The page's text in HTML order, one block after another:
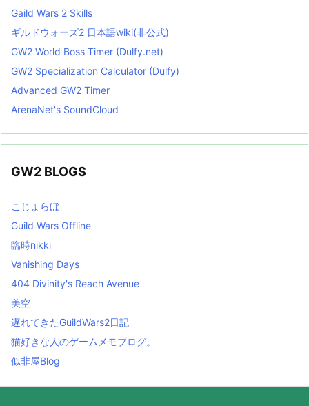
Gaild Wars 2 Skills
ギルドウォーズ2 日本語wiki(非公式)
GW2 World Boss Timer (Dulfy.net)
GW2 Specialization Calculator (Dulfy)
Advanced GW2 Timer
ArenaNet's SoundCloud
GW2 BLOGS
こじょらぼ
Guild Wars Offline
臨時nikki
Vanishing Days
404 Divinity's Reach Avenue
美空
遅れてきたGuildWars2日記
猫好きな人のゲームメモブログ。
似非屋Blog